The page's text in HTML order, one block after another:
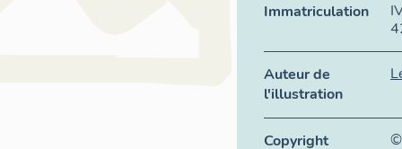
Immatriculation
Auteur de
l'illustration
Copyright